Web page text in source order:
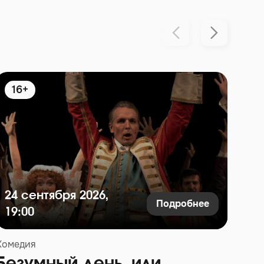
16+
24 сентября 2026,
19:00
Подробнее